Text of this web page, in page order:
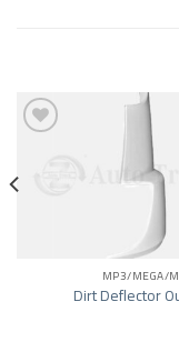
to wishlist
(Chrome) –